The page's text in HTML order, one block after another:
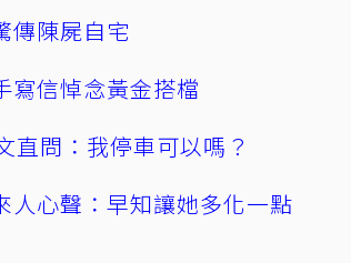
傳陳屍自宅
寫信悼念黃金搭檔
直問：我停車可以嗎？
人心聲：早知讓她多化一點